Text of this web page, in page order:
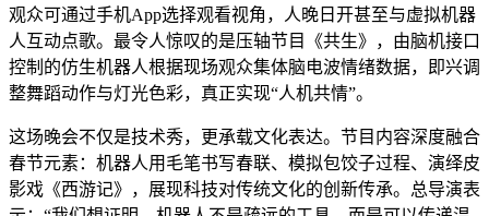
观众可通过手机App选择观看视角，人晚日开甚至与虚拟机器
人互动点歌。最令人惊叹的是压轴节目《共生》，由脑机接口
控制的仿生机器人根据现场观众集体脑电波情绪数据，即兴调
整舞蹈动作与灯光色彩，真正实现“人机共情”。
这场晚会不仅是技术秀，更承载文化表达。节目内容深度融合
春节元素：机器人用毛笔书写春联、模拟包饺子过程、演绎皮
影戏《西游记》，展现科技对传统文化的创新传承。总导演表